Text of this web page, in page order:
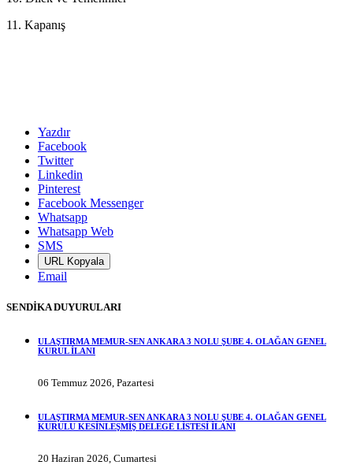
11. Kapanış
Yazdır
Facebook
Twitter
Linkedin
Pinterest
Facebook Messenger
Whatsapp
Whatsapp Web
SMS
URL Kopyala
Email
SENDİKA DUYURULARI
ULAŞTIRMA MEMUR-SEN ANKARA 3 NOLU ŞUBE 4. OLAĞAN GENEL
KURUL İLANI
06 Temmuz 2026, Pazartesi
ULAŞTIRMA MEMUR-SEN ANKARA 3 NOLU ŞUBE 4. OLAĞAN GENEL
KURULU KESİNLEŞMİŞ DELEGE LİSTESİ İLANI
20 Haziran 2026, Cumartesi